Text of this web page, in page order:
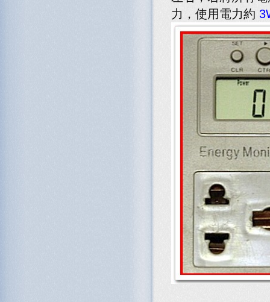
力，使用電力約